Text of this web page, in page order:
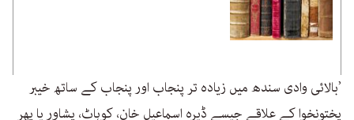
’بالائی وادی سندھ میں زیادہ تر پنجاب اور پنجاب کے ساتھ خیبر
پختونخوا کے علاقے جیسے ڈیرہ اسماعیل خان، کوہاٹ، پشاور یا پھر